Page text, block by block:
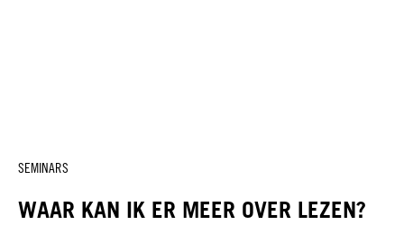
SEMINARS
WAAR KAN IK ER MEER OVER LEZEN?